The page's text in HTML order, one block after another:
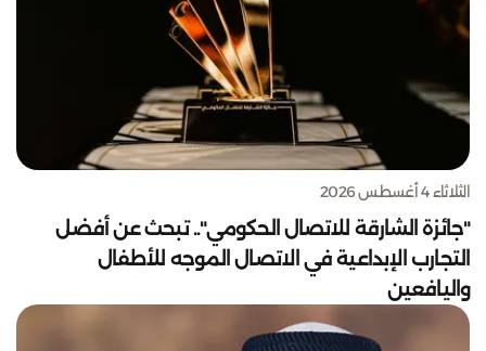
الثلاثاء 4 أغسطس 2026
"جائزة الشارقة للاتصال الحكومي".. تبحث عن أفضل
التجارب الإبداعية في الاتصال الموجه للأطفال
واليافعين